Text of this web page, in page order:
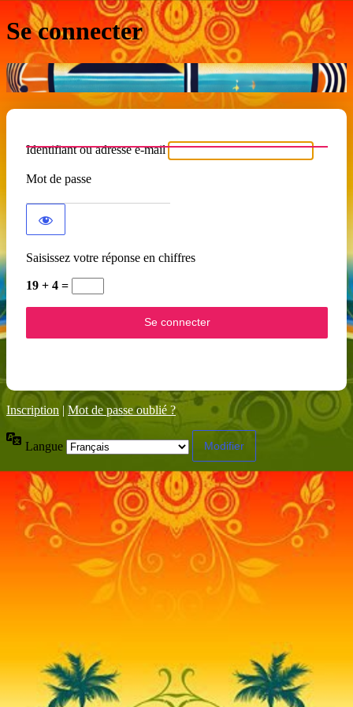
Se connecter
Identifiant ou adresse e-mail
Mot de passe
Saisissez votre réponse en chiffres
19 + 4 =
Inscription | Mot de passe oublié ?
Langue